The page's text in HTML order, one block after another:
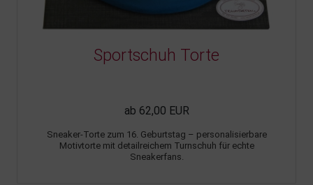
Sportschuh Torte
ab 62,00 EUR
Sneaker-Torte zum 16. Geburtstag – personalisierbare
Motivtorte mit detailreichem Turnschuh für echte
Sneakerfans.